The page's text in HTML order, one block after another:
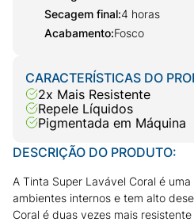
Secagem final:4 horas
Acabamento:Fosco
CARACTERÍSTICAS DO
2x Mais Resistente
Repele Líquidos
Pigmentada em Máquina
DESCRIÇÃO DO PRODUTO:
A Tinta Super Lavável Coral é
ambientes internos e tem alto
Coral é duas vezes mais